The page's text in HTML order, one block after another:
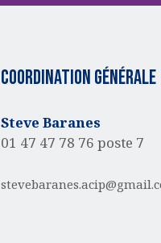
Coordination générale
Steve Baranes
01 47 47 78 76 poste 7